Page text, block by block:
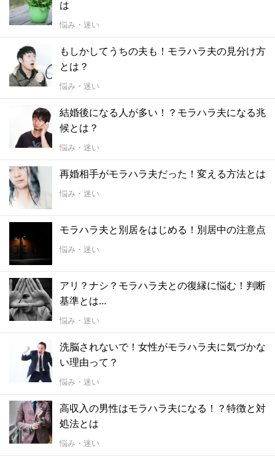
は
悩み・迷い
もしかしてうちの夫も！モラハラ夫の見分け方
とは？
悩み・迷い
結婚後になる人が多い！？モラハラ夫になる兆
候とは？
悩み・迷い
再婚相手がモラハラ夫だった！変える方法とは
悩み・迷い
モラハラ夫と別居をはじめる！別居中の注意点
悩み・迷い
アリ？ナシ？モラハラ夫との復縁に悩む！判断
基準とは…
悩み・迷い
洗脳されないで！女性がモラハラ夫に気づかな
い理由って？
悩み・迷い
高収入の男性はモラハラ夫になる！？特徴と対
処法とは
悩み・迷い